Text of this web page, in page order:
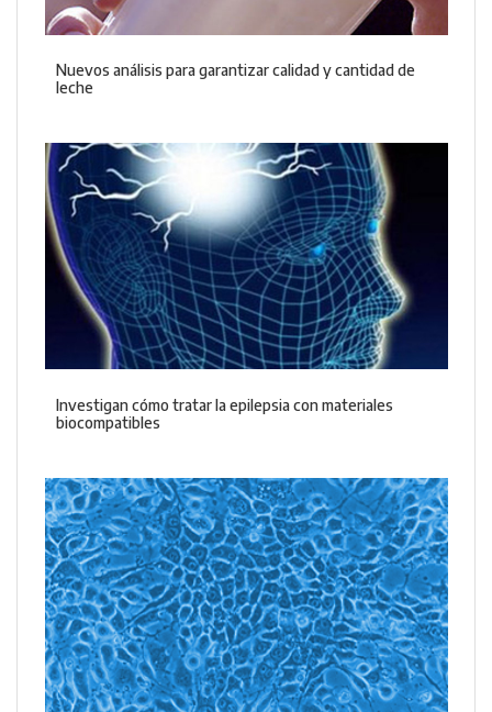
Nuevos análisis para garantizar calidad y cantidad de
leche
Investigan cómo tratar la epilepsia con materiales
biocompatibles